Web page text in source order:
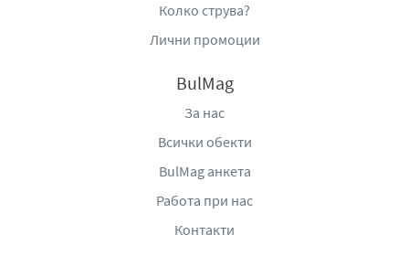
чушки, ръчно набрани, изпечени и приготвени в деня
на беритбата. Лютеници произведени по домашна
: Консервна фабрика „Дерони“ ООД, гр.
Хасково, бул. „Съединение“ 86, тел.: +359 (38) 661
deroni@deroni.com,www.deroni.com/home-
Колко струва?
Лични промоции
BulMag
За нас
Всички обекти
BulMag анкета
Работа при нас
Контакти